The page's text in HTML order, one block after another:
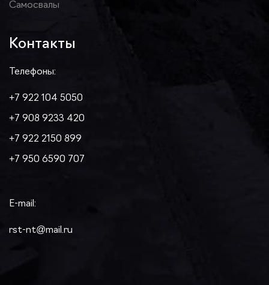
Самосвалы
Контакты
Телефоны:
+7 922 104 5050
+7 908 9233 420
+7 922 2150 899
+7 950 6590 707
E-mail:
rst-nt@mail.ru